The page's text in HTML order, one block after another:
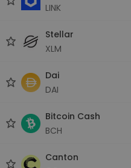
LINK
Stellar
XLM
Dai
DAI
Bitcoin Cash
BCH
Canton